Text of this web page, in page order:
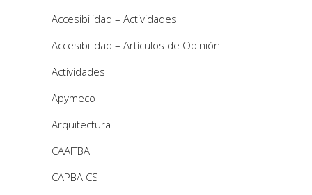
Accesibilidad – Actividades
Accesibilidad – Artículos de Opinión
Actividades
Apymeco
Arquitectura
CAAITBA
CAPBA CS